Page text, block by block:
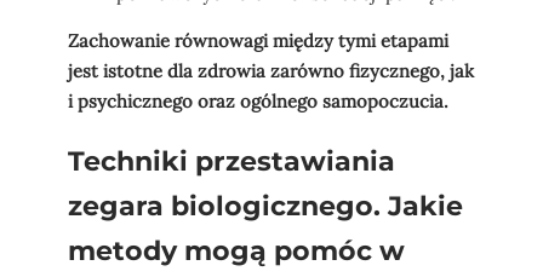
Zachowanie równowagi między tymi etapami
jest istotne dla zdrowia zarówno fizycznego, jak
i psychicznego oraz ogólnego samopoczucia.
Techniki przestawiania
zegara biologicznego. Jakie
metody mogą pomóc w